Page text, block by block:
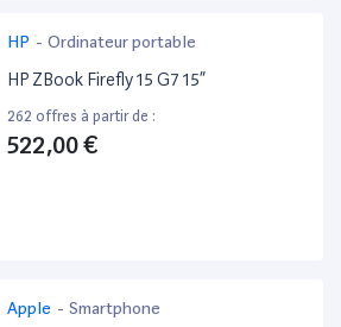
HP - Ordinateur portable
HP ZBook Firefly 15 G7 15”
262 offres à partir de :
522,00 €
Apple - Smartphone